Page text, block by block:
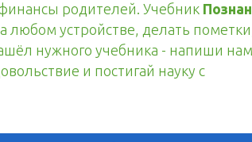
родителей. Учебник
любом устройстве, делать
нужного учебника - напиши
и постигай науку с